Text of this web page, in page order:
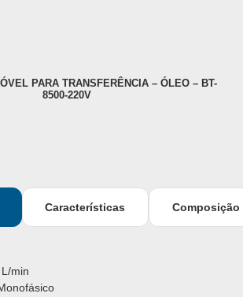
PARA TRANSFERÊNCIA – ÓLEO – BT-
8500-220V
Características Composição
min